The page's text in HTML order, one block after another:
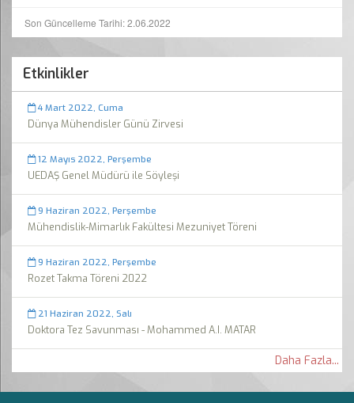
Son Güncelleme Tarihi: 2.06.2022
Etkinlikler
4 Mart 2022, Cuma
Dünya Mühendisler Günü Zirvesi
12 Mayıs 2022, Perşembe
UEDAŞ Genel Müdürü ile Söyleşi
9 Haziran 2022, Perşembe
Mühendislik-Mimarlık Fakültesi Mezuniyet Töreni
9 Haziran 2022, Perşembe
Rozet Takma Töreni 2022
21 Haziran 2022, Salı
Doktora Tez Savunması - Mohammed A.I. MATAR
Daha Fazla...